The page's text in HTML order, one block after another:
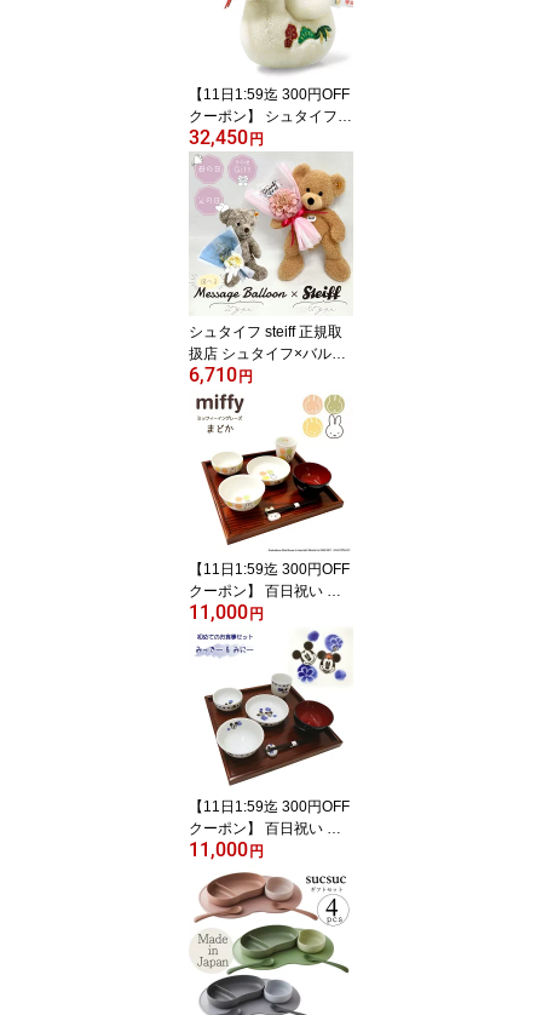
み やわらかい かわいい
おしゃれ 114113
【11日1:59迄 300円OFF
クーポン】 シュタイフ st
eiff シュタイフ社製 干支
巳 12cm アジア限定1500
体 へび 蛇 置物 干支飾り
巳年 置物 限定品 プレゼ
ント ギフト クリスマス
贈り物 出産御祝 ぬいぐ
るみ かわいい おしゃれ 6
79438
32,450 円
シュタイフ steiff 正規取
扱店 シュタイフ×バルー
ンブーケ 選べるバルーン
選べるぬいぐるみ フィン
ハニーテディベア ファジ
ーラム ミングパンダ ポ
ッピーラビット ぬいぐる
み メッセージバルーン
かわいい 全年齢 おしゃ
れ ブランド高級専
6,710 円
【11日1:59迄 300円OFF
クーポン】 百日祝い お
食い初め ギフト ミッフ
ィー イングレーズ 円 ま
どか お食い初めセット
食器セット 陶器 日本製
食品衛生法適合商品 おし
ゃれ 443721
11,000 円
【11日1:59迄 300円OFF
クーポン】 百日祝い お
食い初め ギフト ディズ
ニー みっきー＆みにー
初めてのお食事セット ミ
ッキー ミニー イングレ
ーズ お食い初めセット
食器セット 陶器 日本製
おしゃれ 701721
11,000 円